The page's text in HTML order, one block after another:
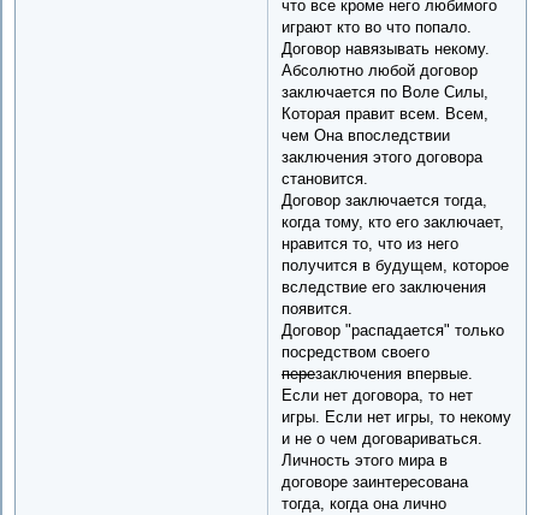
что все кроме него любимого
играют кто во что попало.
Договор навязывать некому.
Абсолютно любой договор
заключается по Воле Силы,
Которая правит всем. Всем,
чем Она впоследствии
заключения этого договора
становится.
Договор заключается тогда,
когда тому, кто его заключает,
нравится то, что из него
получится в будущем, которое
вследствие его заключения
появится.
Договор "распадается" только
посредством своего
перезаключения впервые.
Если нет договора, то нет
игры. Если нет игры, то некому
и не о чем договариваться.
Личность этого мира в
договоре заинтересована
тогда, когда она лично